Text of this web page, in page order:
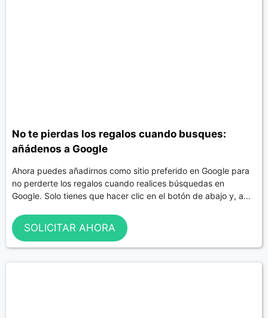
No te pierdas los regalos cuando busques:
añádenos a Google
Ahora puedes añadirnos como sitio preferido en Google para
no perderte los regalos cuando realices búsquedas en
Google. Solo tienes que hacer clic en el botón de abajo y, a...
SOLICITAR AHORA